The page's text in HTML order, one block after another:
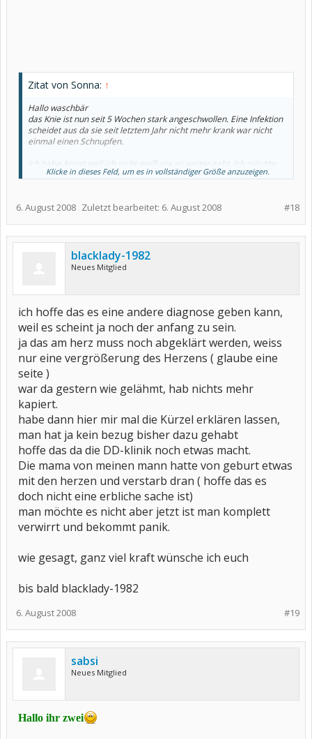
Zitat von Sonna: ↑
Hallo waschbär
das Knie ist nun seit 5 Wochen stark angeschwollen. Eine Infektion
scheidet aus da sie seit letztem Jahr nicht mehr krank war nicht
einmal einen Schnupfen.
Ich habe Angst weil ich nicht weiß wie es weiter geht. Ich möchte
meine Tochter nicht bemitleiden da ich weiß sie wird sich mit
ich als sie!
Klicke in dieses Feld, um es in vollständiger Größe anzuzeigen.
#18
6. August 2008 Zuletzt bearbeitet: 6. August 2008
blacklady-1982
Neues Mitglied
ich hoffe das es eine andere diagnose geben kann,
weil es scheint ja noch der anfang zu sein.
ja das am herz muss noch abgeklärt werden, weiss
nur eine vergrößerung des Herzens ( glaube eine
seite )
war da gestern wie gelähmt, hab nichts mehr
kapiert.
habe dann hier mir mal die Kürzel erklären lassen,
man hat ja kein bezug bisher dazu gehabt
hoffe das da die DD-klinik noch etwas macht.
Die mama von meinen mann hatte von geburt etwas
mit den herzen und verstarb dran ( hoffe das es
doch nicht eine erbliche sache ist)
man möchte es nicht aber jetzt ist man komplett
verwirrt und bekommt panik.
wie gesagt, ganz viel kraft wünsche ich euch
bis bald blacklady-1982
#19
6. August 2008
sabsi
Neues Mitglied
Hallo ihr zwei